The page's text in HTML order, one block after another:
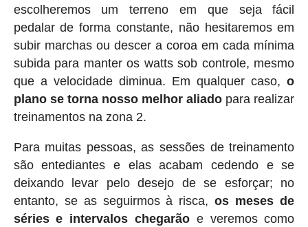
escolheremos um terreno em que seja fácil
pedalar de forma constante, não hesitaremos em
subir marchas ou descer a coroa em cada mínima
subida para manter os watts sob controle, mesmo
que a velocidade diminua. Em qualquer caso,o
plano se torna nosso melhor aliado para realizar
treinamentos na zona 2.
Para muitas pessoas, as sessões de treinamento
são entediantes e elas acabam cedendo e se
deixando levar pelo desejo de se esforçar; no
entanto, se as seguirmos à risca,os meses de
séries e intervalos chegarãoe veremos como